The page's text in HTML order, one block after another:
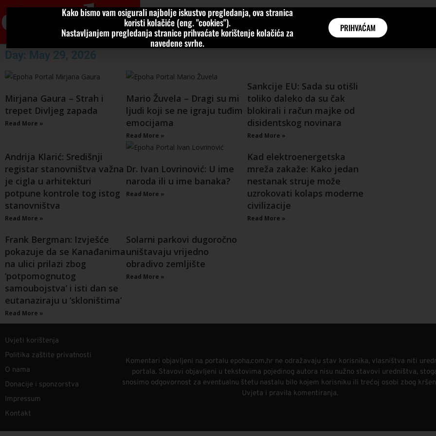
VIJESTI KOLUMNE KATEGORIJE INTERVJUI AKTUALNO
Day: May 29, 2026
Mirjana Gaura – Strah i
trepet Divljeg zapada
Read More »
Mario Žuvela – Dragi su mi
ljudi koji se ne igraju tuđim
emocijama
Read More »
Sankcije EU: Sada su otišli
toliko daleko da su čak
blokirali i račun majke od
disidentskog novinara
Read More »
Andrija Klarić: Središnji
registar stanovništva važna
je cigla u arhitekturi
potpune kontrole tog istog
stanovništva
Read More »
Dr. Ivan Lovrinović: U ime
naroda ili u ime banaka?
Read More »
Kad elektroenergetska
mreža zakaže: Kako jedan
nestanak struje može
uzrokovati kolaps moderne
civilizacije
Read More »
Frank Bergman: Izvješće
pokazuje da se Kanađanima
na ulici prilazi zbog
‘potpomognutog
samoubojstva’ i isti dan se
eutanaziraju u ‘skloništima’
Read More »
Solarni parkovi dugoročno
uništavaju vrijedno
obradivo zemljište
Read More »
Uvjeti korištenja
Politika zaštite privatnosti
O nama
Donacije i sponzorstva
Impressum
Kontakt
Komentari objavljeni na portalu epoha.com.hr ne odražavaju stav korisnika, vlasništva niti
portala. Stavovi objavljeni u tekstovima pojedinog autora nisu nužno stavovi uredništva,
snosimo odgovornost za eventualnu štetu nastalu bilo kojem korisniku ili trećoj osobi zbog
Uvjeta i pravila komentiranja.
Kako bismo vam osigurali najbolje iskustvo pregledanja, ova stranica
koristi kolačiće (eng. "cookies").
Nastavljanjem pregledanja stranice prihvaćate korištenje kolačića za
navedene svrhe.
PRIHVAĆAM